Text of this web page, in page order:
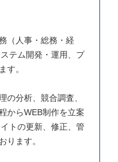
（人事・総務・経
テム開発・運用、プ
す。
の分析、競合調査、
からWEB制作を立案
トの更新、修正、管
ります。